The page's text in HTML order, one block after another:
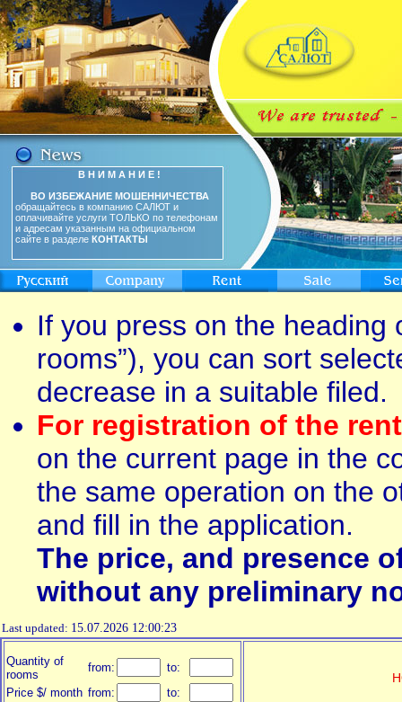
В Н И М А Н И Е !
ВО ИЗБЕЖАНИЕ МОШЕННИЧЕСТВА
обращайтесь в компанию САЛЮТ и
оплачивайте услуги ТОЛЬКО по телефонам
и адресам указанным на официальном
сайте в разделе КОНТАКТЫ
If you press on the heading
rooms”), you can sort
decrease in a suitable filed.
For registration of the
on the current page in the
the same operation on the
and fill in the application.
The price, and presence
without any preliminary
Last updated: 15.07.2026 12:00:23
Quantity of
rooms
from:
to:
Price $/ month from: to: